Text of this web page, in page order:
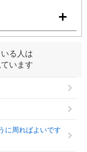
る人は
います
に周ればよいです